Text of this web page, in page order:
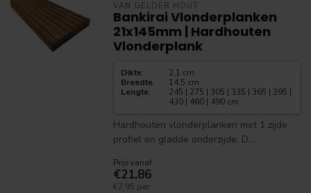
VAN GELDER HOUT
Bankirai Vlonderplanken
21x145mm | Hardhouten
Vlonderplank
Dikte:
2,1 cm
Breedte:
14,5 cm
Lengte:
245 | 275 | 305 | 335 | 365 | 395 |
430 | 460 | 490 cm
Hardhouten vlonderplanken met 1 zijde
profiel en gladde onderzijde. D...
Prijs vanaf
€21,86
€7,95 per